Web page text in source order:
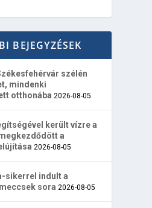
BEJEGYZÉSEK
szélén
mindenki
otthonába 2026-08-05
került vízre a
a
2026-08-05
sikerrel indult a
sora 2026-08-05